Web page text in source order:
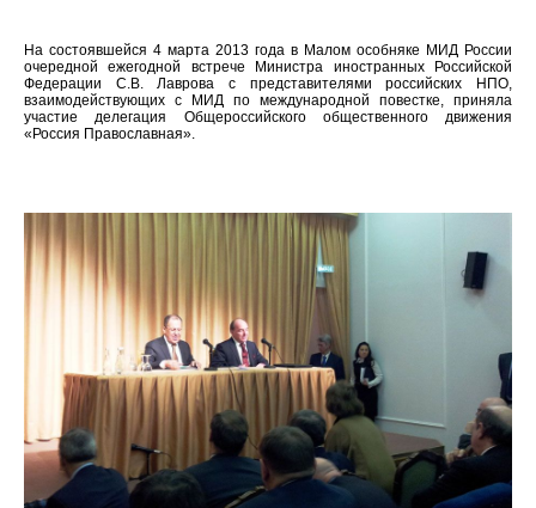
На состоявшейся 4 марта 2013 года в Малом особняке МИД России
очередной ежегодной встрече Министра иностранных Российской
Федерации С.В. Лаврова с представителями российских НПО,
взаимодействующих с МИД по международной повестке, приняла
участие делегация Общероссийского общественного движения
«Россия Православная».